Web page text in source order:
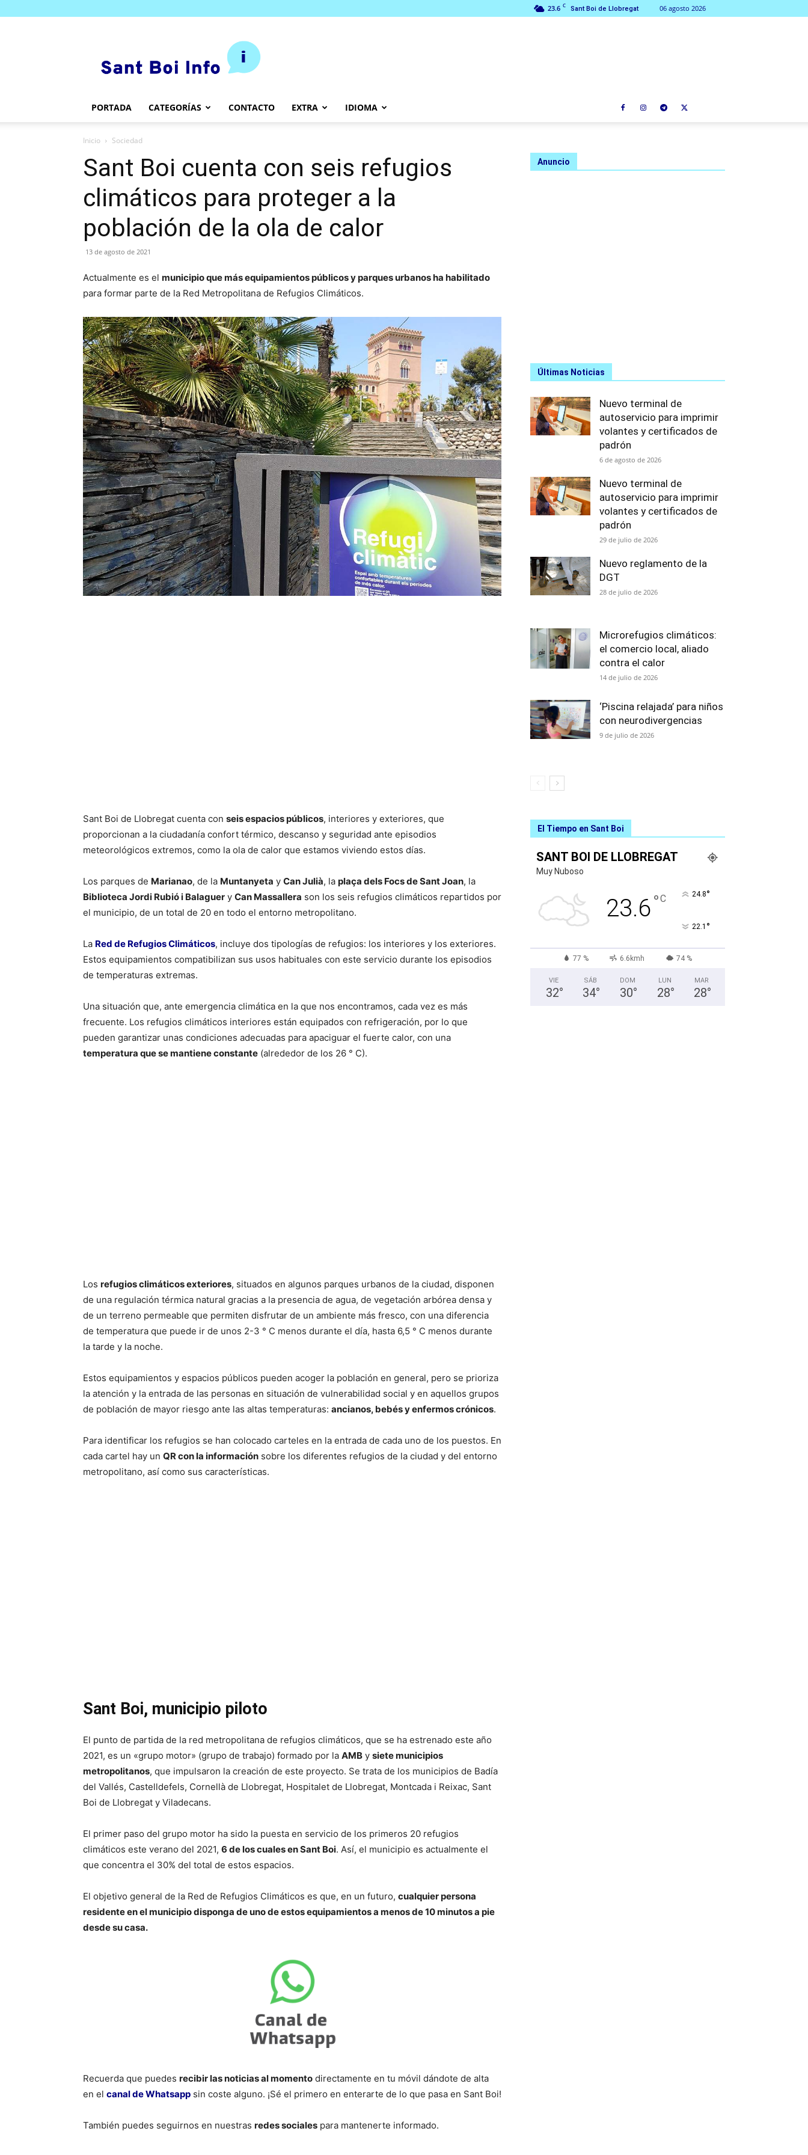
23.6 C Sant Boi de Llobregat 06 agosto 2026
PORTADA CATEGORÍAS CONTACTO EXTRA IDIOMA
Inicio Sociedad
Sant Boi cuenta con seis refugios
climáticos para proteger a la
población de la ola de calor
13 de agosto de 2021
Actualmente es el municipio que más equipamientos públicos y parques urbanos ha habilitado
para formar parte de la Red Metropolitana de Refugios Climáticos.
Sant Boi de Llobregat cuenta con seis espacios públicos, interiores y exteriores, que
proporcionan a la ciudadanía confort térmico, descanso y seguridad ante episodios
meteorológicos extremos, como la ola de calor que estamos viviendo estos días.
Los parques de Marianao, de la Muntanyeta y Can Julià, la plaça dels Focs de Sant Joan, la
Biblioteca Jordi Rubió i Balaguer y Can Massallera son los seis refugios climáticos repartidos por
el municipio, de un total de 20 en todo el entorno metropolitano.
La Red de Refugios Climáticos, incluye dos tipologías de refugios: los interiores y los exteriores.
Estos equipamientos compatibilizan sus usos habituales con este servicio durante los episodios
de temperaturas extremas.
Una situación que, ante emergencia climática en la que nos encontramos, cada vez es más
frecuente. Los refugios climáticos interiores están equipados con refrigeración, por lo que
pueden garantizar unas condiciones adecuadas para apaciguar el fuerte calor, con una
temperatura que se mantiene constante (alrededor de los 26 ° C).
Los refugios climáticos exteriores, situados en algunos parques urbanos de la ciudad, disponen
de una regulación térmica natural gracias a la presencia de agua, de vegetación arbórea densa y
de un terreno permeable que permiten disfrutar de un ambiente más fresco, con una diferencia
de temperatura que puede ir de unos 2-3 ° C menos durante el día, hasta 6,5 ​​° C menos durante
la tarde y la noche.
Estos equipamientos y espacios públicos pueden acoger la población en general, pero se prioriza
la atención y la entrada de las personas en situación de vulnerabilidad social y en aquellos grupos
de población de mayor riesgo ante las altas temperaturas: ancianos, bebés y enfermos crónicos.
Para identificar los refugios se han colocado carteles en la entrada de cada uno de los puestos. En
cada cartel hay un QR con la información sobre los diferentes refugios de la ciudad y del entorno
metropolitano, así como sus características.
Sant Boi, municipio piloto
El punto de partida de la red metropolitana de refugios climáticos, que se ha estrenado este año
2021, es un «grupo motor» (grupo de trabajo) formado por la AMB y siete municipios
metropolitanos, que impulsaron la creación de este proyecto. Se trata de los municipios de Badía
del Vallés, Castelldefels, Cornellà de Llobregat, Hospitalet de Llobregat, Montcada i Reixac, Sant
Boi de Llobregat y Viladecans.
El primer paso del grupo motor ha sido la puesta en servicio de los primeros 20 refugios
climáticos este verano del 2021, 6 de los cuales en Sant Boi. Así, el municipio es actualmente el
que concentra el 30% del total de estos espacios.
El objetivo general de la Red de Refugios Climáticos es que, en un futuro, cualquier persona
residente en el municipio disponga de uno de estos equipamientos a menos de 10 minutos a pie
desde su casa.
Recuerda que puedes recibir las noticias almomento directamente en tu móvil dándote de alta
en el canal de Whatsapp sin coste alguno. ¡Sé el primero en enterarte de lo que pasa en Sant Boi!
También puedes seguirnos en nuestras redes sociales para mantenerte informado.
Anuncio
Últimas Noticias
Nuevo terminal de
autoservicio para imprimir
volantes y certificados de
padrón
6 de agosto de 2026
Nuevo terminal de
autoservicio para imprimir
volantes y certificados de
padrón
29 de julio de 2026
Nuevo reglamento de la
DGT
28 de julio de 2026
Microrefugios climáticos:
el comercio local, aliado
contra el calor
14 de julio de 2026
‘Piscina relajada’ para niños
con neurodivergencias
9 de julio de 2026
El Tiempo en Sant Boi
SANT BOI DE LLOBREGAT
Muy Nuboso
23.6°C 24.8°
22.1 °
77 % 6.6kmh 74 %
VIE
32°
SÁB
34°
DOM
30°
LUN
28°
MAR
28°